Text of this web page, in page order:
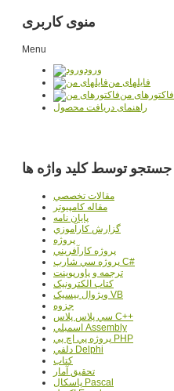
منوی کاربری
Menu
ورود
فایلهای من
فاکتورهای من
راهنمای دریافت محصول
جستجو توسط کلید واژه ها
مقالات تخصصي
مقاله کامپیوتر
پایان نامه
گزارش کارآموزي
پروژه
پروژه کارآفريني
پروژه سي شارپ C#
ترجمه و پاورپوينت
کتاب الکترونيک
ويژوال بيسيک VB
جزوه
سي پلاس پلاس C++
اسمبلي Assembly
پروژه پي اچ پي PHP
دلفي Delphi
کتاب
تحقيق آمار
پاسکال Pascal